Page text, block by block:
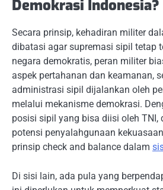
Demokrasi Indonesia?
Secara prinsip, kehadiran militer
dibatasi agar supremasi sipil tetap
negara demokratis, peran militer
aspek pertahanan dan keamanan,
administrasi sipil dijalankan oleh
melalui mekanisme demokrasi.
posisi sipil yang bisa diisi oleh TNI,
potensi penyalahgunaan
prinsip check and balance dalam
Di sisi lain, ada pula yang